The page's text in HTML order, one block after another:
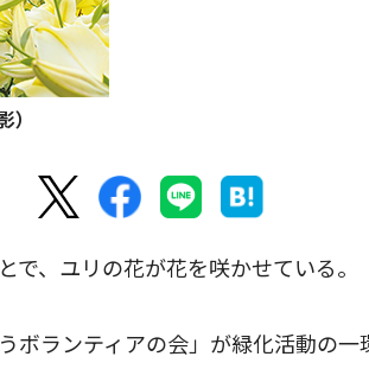
）
、ユリの花が花を咲かせている。
ランティアの会」が緑化活動の一